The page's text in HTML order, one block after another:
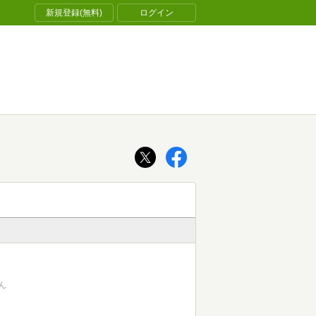
新規登録(無料) ログイン